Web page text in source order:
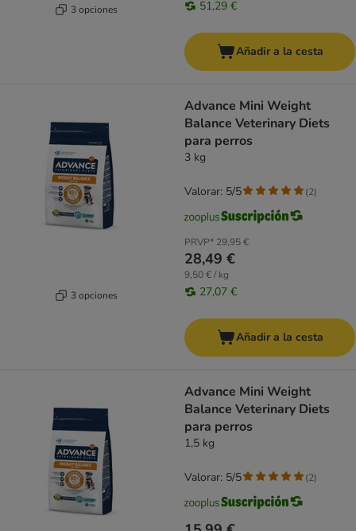
3 opciones 51,29 €
Añadir a la cesta
3 opciones
Advance Mini Weight
Balance Veterinary Diets
para perros
3 kg
PRVP* 29,95 €
28,49 €
9,50 € / kg
27,07 €
Valorar: 5/5 (2)
Añadir a la cesta
Advance Mini Weight
Balance Veterinary Diets
para perros
1,5 kg
Valorar: 5/5 (2)